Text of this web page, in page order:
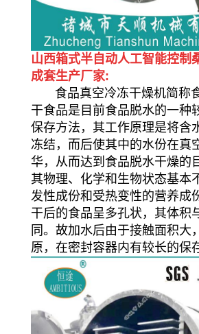
山西箱式半自动人工智能控制
成套生产厂家:
食品真空冷冻干燥机简称
干食品是目前食品脱水的一种
保存方法，其工作原理是将含
冻结，而后使其中的水份在真
华，从而达到食品脱水干燥的
其物理、化学和生物状态基本
发性成份和受热变性的营养成
干后的食品呈多孔状，其体积
同。故加水后由于接触面积大
原，在密封容器内有较长的保